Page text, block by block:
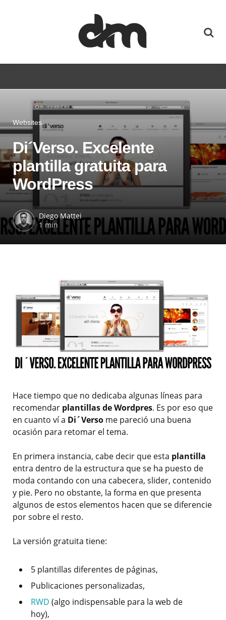
Websites
Di´Verso. Excelente
plantilla gratuita para
WordPress
Diego Mattei
1 min
Hace tiempo que no dedicaba algunas líneas para
recomendar plantillas de Wordpres. Es por eso que
en cuanto ví a Di´Verso me pareció una buena
ocasión para retomar el tema.
En primera instancia, cabe decir que esta plantilla
entra dentro de la estructura que se ha puesto de
moda contando con una cabecera, slider, contenido
y pie. Pero no obstante, la forma en que presenta
algunos de estos elementos hacen que se diferencie
por sobre el resto.
La versión gratuita tiene:
5 plantillas diferentes de páginas,
Publicaciones personalizadas,
RWD (algo indispensable para la web de
hoy),